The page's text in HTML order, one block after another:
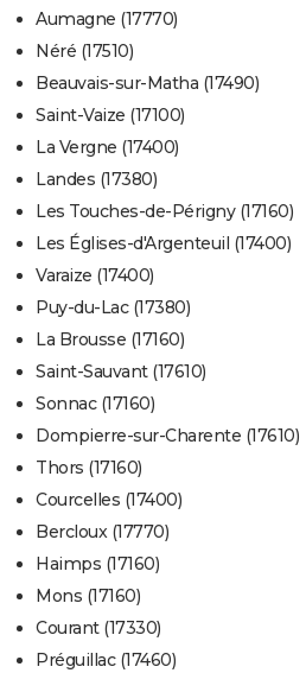
Aumagne (17770)
Néré (17510)
Beauvais-sur-Matha (17490)
Saint-Vaize (17100)
La Vergne (17400)
Landes (17380)
Les Touches-de-Périgny (17160)
Les Églises-d'Argenteuil (17400)
Varaize (17400)
Puy-du-Lac (17380)
La Brousse (17160)
Saint-Sauvant (17610)
Sonnac (17160)
Dompierre-sur-Charente (17610)
Thors (17160)
Courcelles (17400)
Bercloux (17770)
Haimps (17160)
Mons (17160)
Courant (17330)
Préguillac (17460)